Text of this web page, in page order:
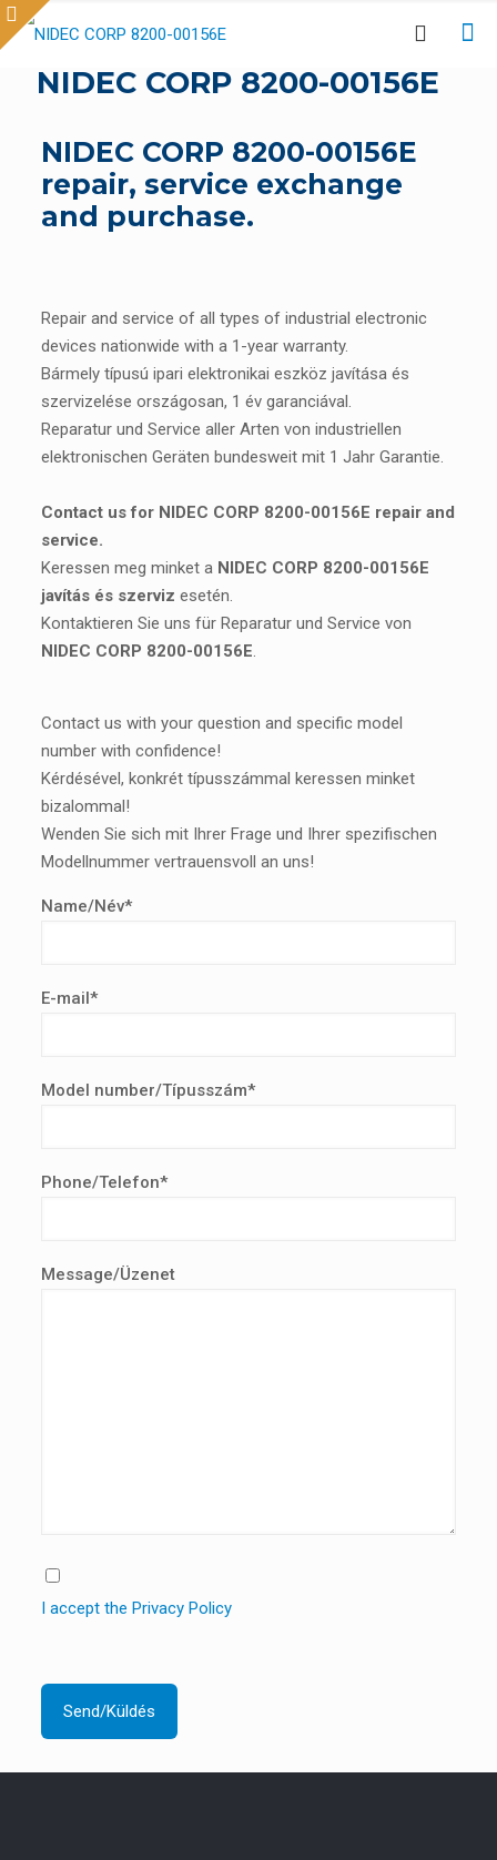
NIDEC CORP 8200-00156E
NIDEC CORP 8200-00156E
repair, service exchange
and purchase.
Repair and service of all types of industrial electronic
devices nationwide with a 1-year warranty.
Bármely típusú ipari elektronikai eszköz javítása és
szervizelése országosan, 1 év garanciával.
Reparatur und Service aller Arten von industriellen
elektronischen Geräten bundesweit mit 1 Jahr Garantie.
Contact us for NIDEC CORP 8200-00156E repair and
service.
Keressen meg minket a NIDEC CORP 8200-00156E
javítás és szerviz esetén.
Kontaktieren Sie uns für Reparatur und Service von
NIDEC CORP 8200-00156E.
Contact us with your question and specific model
number with confidence!
Kérdésével, konkrét típusszámmal keressen minket
bizalommal!
Wenden Sie sich mit Ihrer Frage und Ihrer spezifischen
Modellnummer vertrauensvoll an uns!
Name/Név*
E-mail*
Model number/Típusszám*
Phone/Telefon*
Message/Üzenet
I accept the Privacy Policy